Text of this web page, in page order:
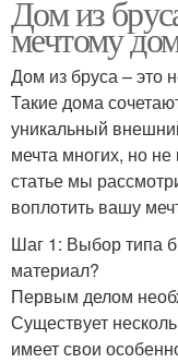
Дом из
мечтому
Дом из бруса – это
Такие дома
уникальный
мечта многих, но не
статье мы
воплотить вашу
Шаг 1: Выбор типа
материал?
Первым делом
Существует
имеет свои